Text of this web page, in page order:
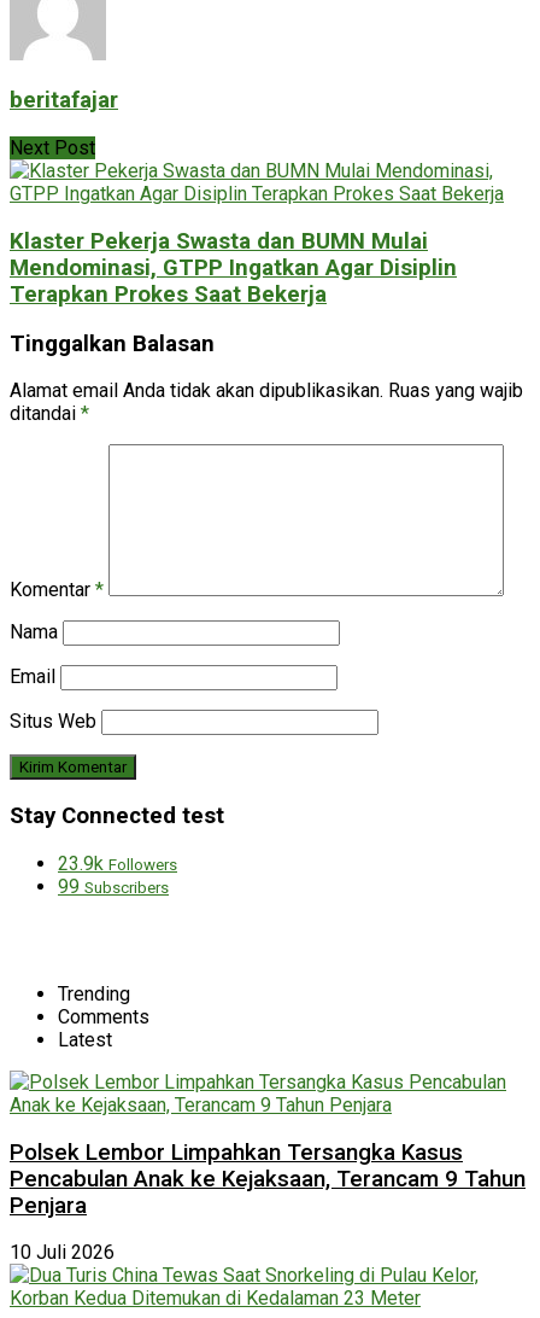
beritafajar
Next Post
Klaster Pekerja Swasta dan BUMN Mulai
Mendominasi, GTPP Ingatkan Agar Disiplin
Terapkan Prokes Saat Bekerja
Tinggalkan Balasan
Alamat email Anda tidak akan dipublikasikan. Ruas yang wajib
ditandai *
Komentar *
Nama
Email
Situs Web
Stay Connected test
23.9k Followers
99 Subscribers
Trending
Comments
Latest
Polsek Lembor Limpahkan Tersangka Kasus
Pencabulan Anak ke Kejaksaan, Terancam 9 Tahun
Penjara
10 Juli 2026